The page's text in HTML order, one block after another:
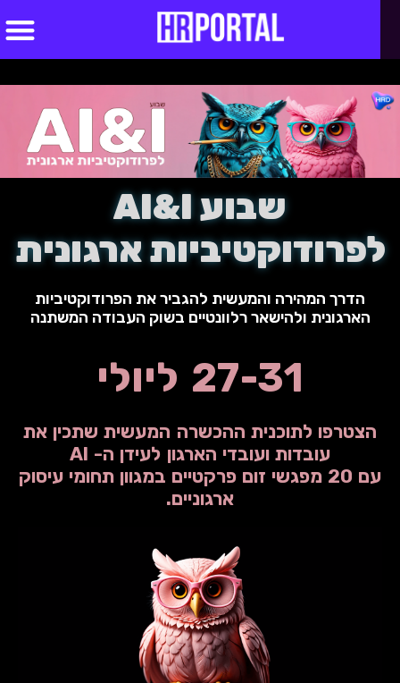
שבוע AI&I
לפרודוקטיביות ארגונית
הדרך המהירה והמעשית להגביר את הפרודוקטיביות
הארגונית ולהישאר רלוונטיים בשוק העבודה המשתנה
27-31 ליולי
הצטרפו לתוכנית ההכשרה המעשית שתכין את
עובדות ועובדי הארגון לעידן ה- AI
עם 20 מפגשי זום פרקטיים במגוון תחומי עיסוק
ארגוניים.